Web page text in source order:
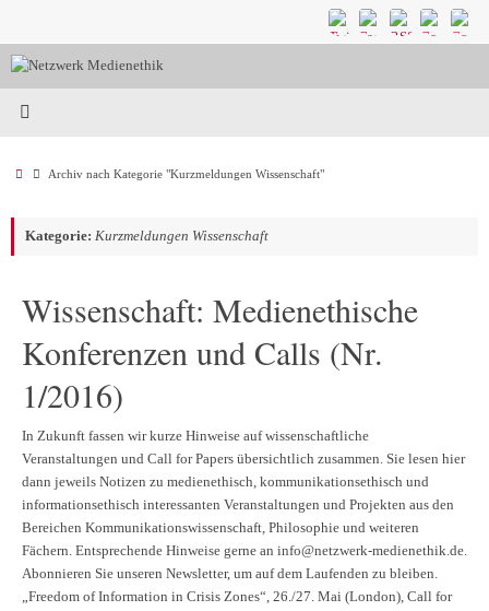
springen
StartArchiv nach Kategorie "Kurzmeldungen Wissenschaft"
Kategorie: Kurzmeldungen Wissenschaft
Wissenschaft: Medienethische
Konferenzen und Calls (Nr.
1/2016)
In Zukunft fassen wir kurze Hinweise auf wissenschaftliche
Veranstaltungen und Call for Papers übersichtlich zusammen. Sie lesen hier
dann jeweils Notizen zu medienethisch, kommunikationsethisch und
informationsethisch interessanten Veranstaltungen und Projekten aus den
Bereichen Kommunikationswissenschaft, Philosophie und weiteren
Fächern. Entsprechende Hinweise gerne an info@netzwerk-medienethik.de.
Abonnieren Sie unseren Newsletter, um auf dem Laufenden zu bleiben.
„Freedom of Information in Crisis Zones“, 26./27. Mai (London), Call for